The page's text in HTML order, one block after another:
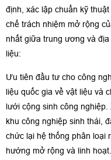
định, xác lập chuẩn kỹ
chế trách nhiệm mở rộng
nhất giữa trung ương và
liệu:
Ưu tiên đầu tư cho công
liệu quốc gia về vật liệu và
lưới cộng sinh công
khu công nghiệp sinh thái,
chức lại hệ thống phân loại
hướng mở rộng và linh